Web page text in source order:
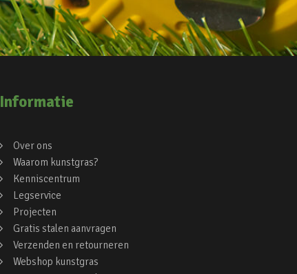
Informatie
Over ons
Waarom kunstgras?
Kenniscentrum
Legservice
Projecten
Gratis stalen aanvragen
Verzenden en retourneren
Webshop kunstgras